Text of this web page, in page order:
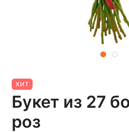
ХИТ
Букет из 27
роз